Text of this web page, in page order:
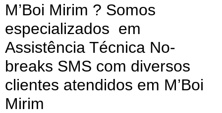
M’Boi Mirim ? Somos
especializados em
Assistência Técnica No-
breaks SMS com diversos
clientes atendidos em M’Boi
Mirim